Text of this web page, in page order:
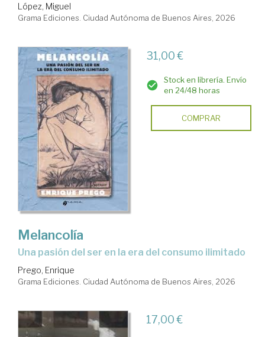
López, Miguel
Grama Ediciones. Ciudad Autónoma de Buenos Aires, 2026
31,00 €
Stock en librería. Envío
en 24/48 horas
COMPRAR
Melancolía
Una pasión del ser en la era del consumo ilimitado
Prego, Enrique
Grama Ediciones. Ciudad Autónoma de Buenos Aires, 2026
17,00 €